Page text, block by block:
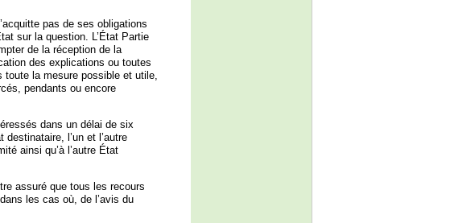
pas de ses obligations
sur la question. L’État Partie
de la réception de la
des explications ou toutes
la mesure possible et utile,
pendants ou encore
dans un délai de six
l’un et l’autre
ainsi qu’à l’autre État
assuré que tous les recours
les cas où, de l’avis du